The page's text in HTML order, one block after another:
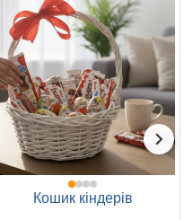
Кошик кіндерів